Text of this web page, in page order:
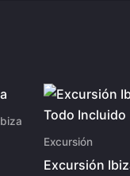
Excursión
Excursión